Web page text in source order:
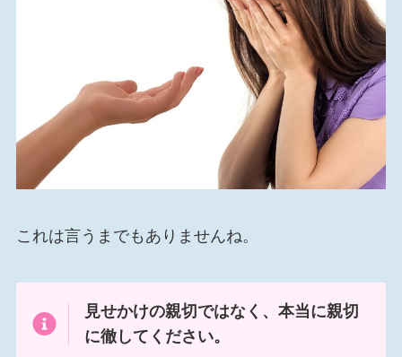
これは言うまでもありませんね。
見せかけの親切ではなく、本当に親切
に徹してください。